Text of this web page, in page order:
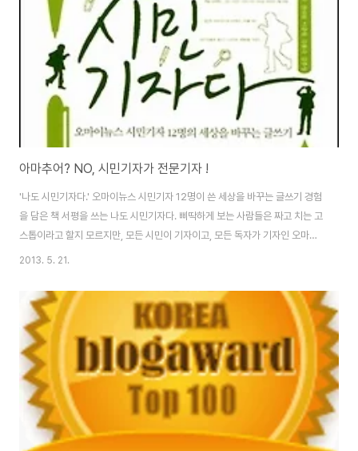
이 당도가 높다고 하였습니다. 손으로 만졌을 때 단단하게 느껴지고 흠집이 없
으며 윤..
아마추어? NO, 시민기자가 전문기자 !
'나도 시민기자다.' 오마이뉴스 시민기자 12명이 쓴 세상을 바꾸는 글쓰기 경험
을 담은 책 서평을 쓰는 나도 시민기자다. 삐딱하게 보는 사람들은 짜고 치는 고
스톱이라고 할지 모르지만, 모든 시민이 기자이고, 모든 독자가 기자인 오마이
뉴스니까 자연스럽다. 따라서 짜고 치는 고스톱으로 보일지 모르는 이 기사는
마음에 들지 않으면 누구나 책을 읽고 자신만의 서평을 쓰면 되는 거다. 오마이
뉴스는 대통령부터 학생까지 누구나 회원가입만 하면 시민기자가 되어 학벌이
나 직업 같은 것으로 구분하지 않고 누구나 계급장 떼고 맞장 뜨는 곳이다. 를
쓴 12명의 시민기자도 바로 그런 사람들이다. 전업주부부터 농부, 회사원, 교
수, 교사, 물리학자, ..
2013. 5. 21.